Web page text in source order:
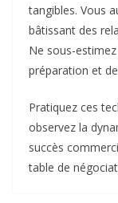
tangibles. Vous
bâtissant des
Ne sous-
préparation et
Pratiquez ces
observez la
succès
table de